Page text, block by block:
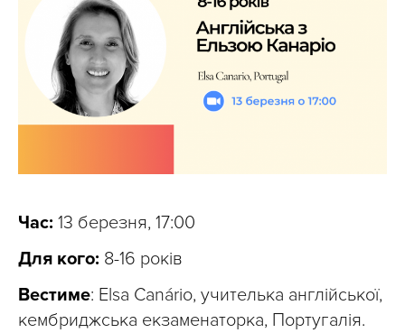
Час: 13 березня, 17:00
Для кого: 8-16 років
Вестиме: Elsa Canário, учителька англійської,
кембриджська екзаменаторка, Португалія.